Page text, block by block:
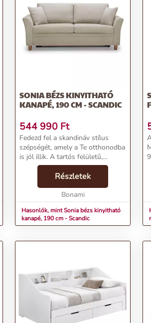
SONIA BÉZS KINYITHATÓ
KANAPÉ, 190 CM - SCANDIC
544 990 Ft
Fedezd fel a skandináv stílus
szépségét, amely a Te otthonodba
is jól illik. A tartós felületű,
skandináv designt tölgyfa lábak
egészítik ki. A kanapé könnyen
kinyitható, így a vendégek
számára kényel...
Részletek
Bonami
Hasonlók, mint Sonia bézs kinyitható
kanapé, 190 cm - Scandic